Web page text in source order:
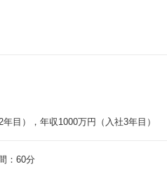
目），年収1000万円（入社3年目）
：60分